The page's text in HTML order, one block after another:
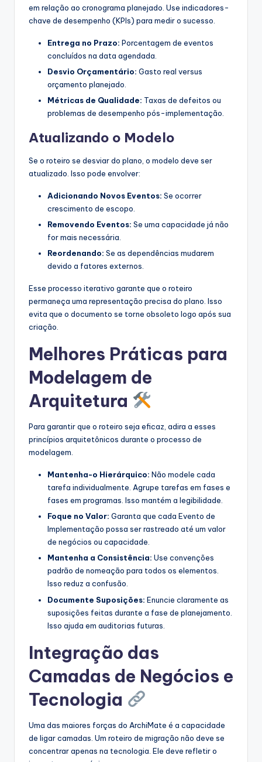
em relação ao cronograma planejado. Use indicadores-
chave de desempenho (KPIs) para medir o sucesso.
Entrega no Prazo: Porcentagem de eventos
concluídos na data agendada.
Desvio Orçamentário: Gasto real versus
orçamento planejado.
Métricas de Qualidade: Taxas de defeitos ou
problemas de desempenho pós-implementação.
Atualizando o Modelo
Se o roteiro se desviar do plano, o modelo deve ser
atualizado. Isso pode envolver:
Adicionando Novos Eventos: Se ocorrer
crescimento de escopo.
Removendo Eventos: Se uma capacidade já não
for mais necessária.
Reordenando: Se as dependências mudarem
devido a fatores externos.
Esse processo iterativo garante que o roteiro
permaneça uma representação precisa do plano. Isso
evita que o documento se torne obsoleto logo após sua
criação.
Melhores Práticas para
Modelagem de
Arquitetura
Para garantir que o roteiro seja eficaz, adira a esses
princípios arquitetônicos durante o processo de
modelagem.
Mantenha-o Hierárquico: Não modele cada
tarefa individualmente. Agrupe tarefas em fases e
fases em programas. Isso mantém a legibilidade.
Foque no Valor: Garanta que cada Evento de
Implementação possa ser rastreado até um valor
de negócios ou capacidade.
Mantenha a Consistência: Use convenções
padrão de nomeação para todos os elementos.
Isso reduz a confusão.
Documente Suposições: Enuncie claramente as
suposições feitas durante a fase de planejamento.
Isso ajuda em auditorias futuras.
Integração das
Camadas de Negócios e
Tecnologia
Uma das maiores forças do ArchiMate é a capacidade
de ligar camadas. Um roteiro de migração não deve se
concentrar apenas na tecnologia. Ele deve refletir o